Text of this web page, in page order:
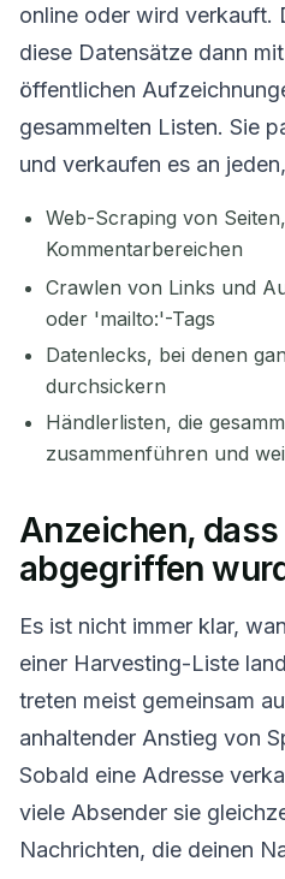
online oder wird verkauft.
diese Datensätze dann
öffentlichen
gesammelten Listen. Sie
und verkaufen es an
Web-Scraping von
Kommentarbereichen
Crawlen von Links und
oder 'mailto:'-Tags
Datenlecks, bei denen
durchsickern
Händlerlisten, die
zusammenführen und
Anzeichen,
abgegriffen
Es ist nicht immer klar,
einer Harvesting-Liste
treten meist gemeinsam
anhaltender Anstieg von
Sobald eine Adresse
viele Absender sie
Nachrichten, die deinen